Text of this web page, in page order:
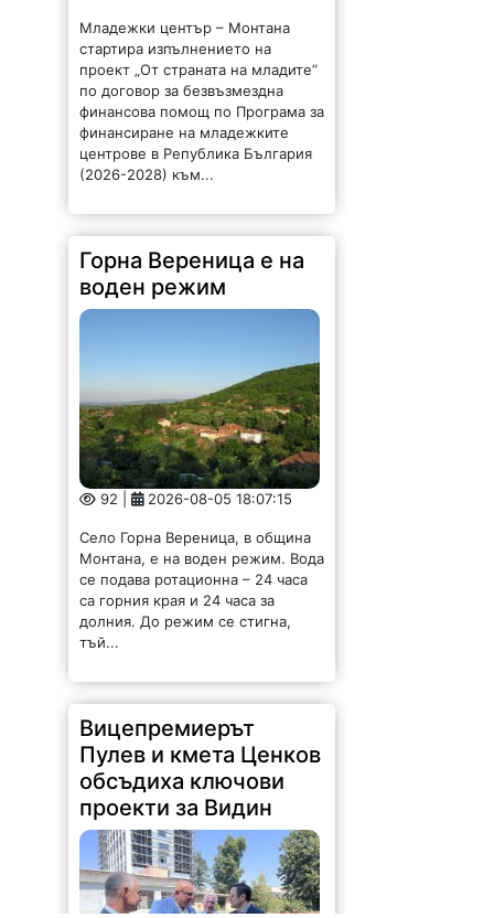
Младежки център – Монтана
стартира изпълнението на
проект „От страната на младите“
по договор за безвъзмездна
финансова помощ по Програма за
финансиране на младежките
центрове в Република България
(2026-2028) към...
Горна Вереница е на
воден режим
92 | 2026-08-05 18:07:15
Село Горна Вереница, в община
Монтана, е на воден режим. Вода
се подава ротационна – 24 часа
са горния края и 24 часа за
долния. До режим се стигна,
тъй...
Вицепремиерът
Пулев и кмета Ценков
обсъдиха ключови
проекти за Видин